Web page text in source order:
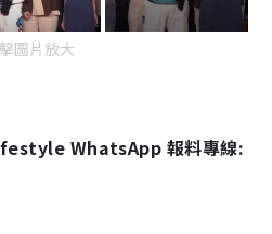
圖片放大
WhatsApp 報料專線: